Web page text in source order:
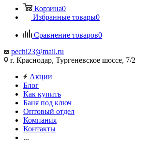
Корзина0
Избранные товары0
Сравнение товаров0
pechi23@mail.ru
г. Краснодар, Тургеневское шоссе, 7/2
Акции
Блог
Как купить
Баня под ключ
Оптовый отдел
Компания
Контакты
...